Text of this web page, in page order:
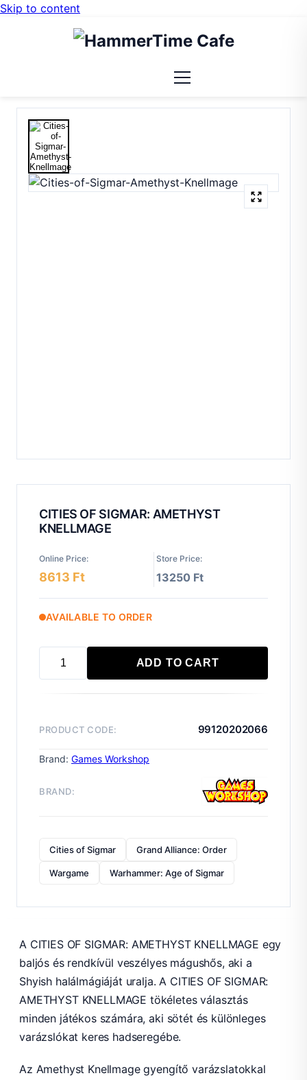
Skip to content
CITIES OF SIGMAR: AMETHYST
KNELLMAGE
Online Price: Store Price:
8613 Ft 13250 Ft
AVAILABLE TO ORDER
CITIES
mennyiség
ADD TO CART
PRODUCT CODE: 99120202066
Brand: Games Workshop
BRAND:
Cities of Sigmar Grand Alliance: Order
Wargame Warhammer: Age of Sigmar
A CITIES OF SIGMAR: AMETHYST KNELLMAGE egy
baljós és rendkívül veszélyes mágushős, aki a
Shyish halálmágiáját uralja. A CITIES OF SIGMAR:
AMETHYST KNELLMAGE tökéletes választás
minden játékos számára, aki sötét és különleges
varázslókat keres hadseregébe.
Az Amethyst Knellmage gyengítő varázslatokkal